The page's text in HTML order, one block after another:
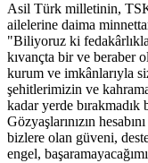
Asil Türk milletinin,
ailelerine daima
"Biliyoruz ki
kıvançta bir ve beraber
kurum ve imkânlarıyla
şehitlerimizin ve
kadar yerde bırakmadık
Gözyaşlarınızın
bizlere olan güveni,
engel,